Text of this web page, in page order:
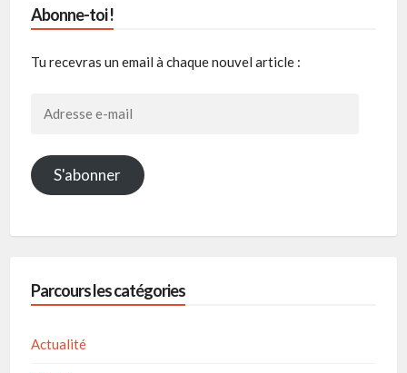
Abonne-toi !
Tu recevras un email à chaque nouvel article :
S'abonner
Parcours les catégories
Actualité